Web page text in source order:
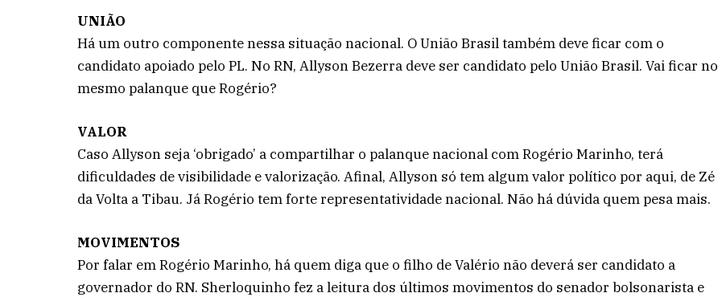
UNIÃO
Há um outro componente nessa situação nacional. O União Brasil também deve ficar com o
candidato apoiado pelo PL. No RN, Allyson Bezerra deve ser candidato pelo União Brasil. Vai ficar no
mesmo palanque que Rogério?
VALOR
Caso Allyson seja ‘obrigado’ a compartilhar o palanque nacional com Rogério Marinho, terá
dificuldades de visibilidade e valorização. Afinal, Allyson só tem algum valor político por aqui, de Zé
da Volta a Tibau. Já Rogério tem forte representatividade nacional. Não há dúvida quem pesa mais.
MOVIMENTOS
Por falar em Rogério Marinho, há quem diga que o filho de Valério não deverá ser candidato a
governador do RN. Sherloquinho fez a leitura dos últimos movimentos do senador bolsonarista e